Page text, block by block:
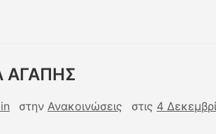
ΑΓΑΠΗΣ
στην Ανακοινώσεις στις 4